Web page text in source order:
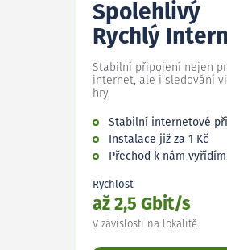
Spolehlivý
Rychlý
Stabilní připojení nejen
internet, ale i sledování
hry.
Stabilní internetové
Instalace již za 1 Kč
Přechod k nám
Rychlost
až 2,5 Gbit/s
V závislosti na lokalitě.